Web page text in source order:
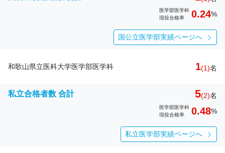
医学部医学科
現役合格率
0.24%
国公立医学部実績ページへ
和歌山県立医科大学医学部医学科 1(1)名
私立合格者数 合計 5(2)名
医学部医学科
現役合格率
0.48%
私立医学部実績ページへ